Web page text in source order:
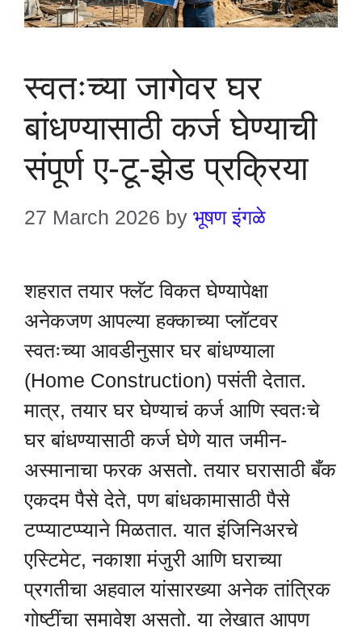
स्वतःच्या जागेवर घर
बांधण्यासाठी कर्ज घेण्याची
संपूर्ण ए-टू-झेड प्रक्रिया
27 March 2026 by भूषण इंगळे
शहरात तयार फ्लॅट विकत घेण्यापेक्षा
अनेकजण आपल्या हक्काच्या प्लॉटवर
स्वतःच्या आवडीनुसार घर बांधण्याला
(Home Construction) पसंती देतात.
मात्र, तयार घर घेण्याचं कर्ज आणि स्वतःचे
घर बांधण्यासाठी कर्ज घेणे यात जमीन-
अस्मानाचा फरक असतो. तयार घरासाठी बँक
एकदम पैसे देते, पण बांधकामासाठी पैसे
टप्प्याटप्प्याने मिळतात. यात इंजिनिअरचे
एस्टिमेट, नकाशा मंजुरी आणि घराच्या
प्रगतीचा अहवाल यांसारख्या अनेक तांत्रिक
गोष्टींचा समावेश असतो. या लेखात आपण